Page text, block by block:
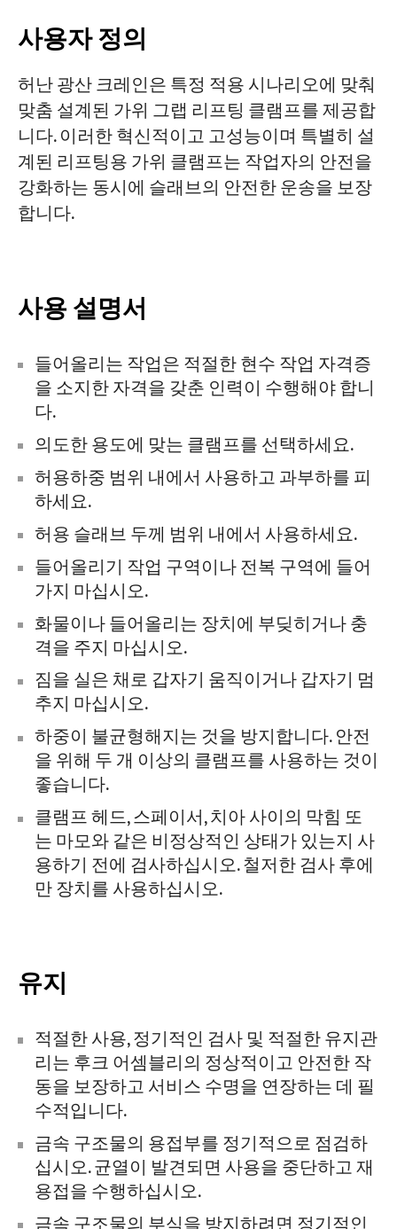
사용자 정의
허난 광산 크레인은 특정 적용 시나리오에 맞춰
맞춤 설계된 가위 그랩 리프팅 클램프를 제공합
니다. 이러한 혁신적이고 고성능이며 특별히 설
계된 리프팅용 가위 클램프는 작업자의 안전을
강화하는 동시에 슬래브의 안전한 운송을 보장
합니다.
사용 설명서
들어올리는 작업은 적절한 현수 작업 자격증
을 소지한 자격을 갖춘 인력이 수행해야 합니
다.
의도한 용도에 맞는 클램프를 선택하세요.
허용하중 범위 내에서 사용하고 과부하를 피
하세요.
허용 슬래브 두께 범위 내에서 사용하세요.
들어올리기 작업 구역이나 전복 구역에 들어
가지 마십시오.
화물이나 들어올리는 장치에 부딪히거나 충
격을 주지 마십시오.
짐을 실은 채로 갑자기 움직이거나 갑자기 멈
추지 마십시오.
하중이 불균형해지는 것을 방지합니다. 안전
을 위해 두 개 이상의 클램프를 사용하는 것이
좋습니다.
클램프 헤드, 스페이서, 치아 사이의 막힘 또
는 마모와 같은 비정상적인 상태가 있는지 사
용하기 전에 검사하십시오. 철저한 검사 후에
만 장치를 사용하십시오.
유지
적절한 사용, 정기적인 검사 및 적절한 유지관
리는 후크 어셈블리의 정상적이고 안전한 작
동을 보장하고 서비스 수명을 연장하는 데 필
수적입니다.
금속 구조물의 용접부를 정기적으로 점검하
십시오. 균열이 발견되면 사용을 중단하고 재
용접을 수행하십시오.